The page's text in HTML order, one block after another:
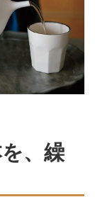
、繰